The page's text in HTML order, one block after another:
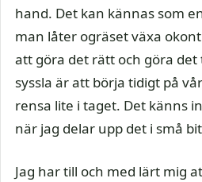
hand. Det kan kännas som
man låter ogräset växa
att göra det rätt och göra
syssla är att börja tidigt på
rensa lite i taget. Det känns
när jag delar upp det i små
Jag har till och med lärt mig